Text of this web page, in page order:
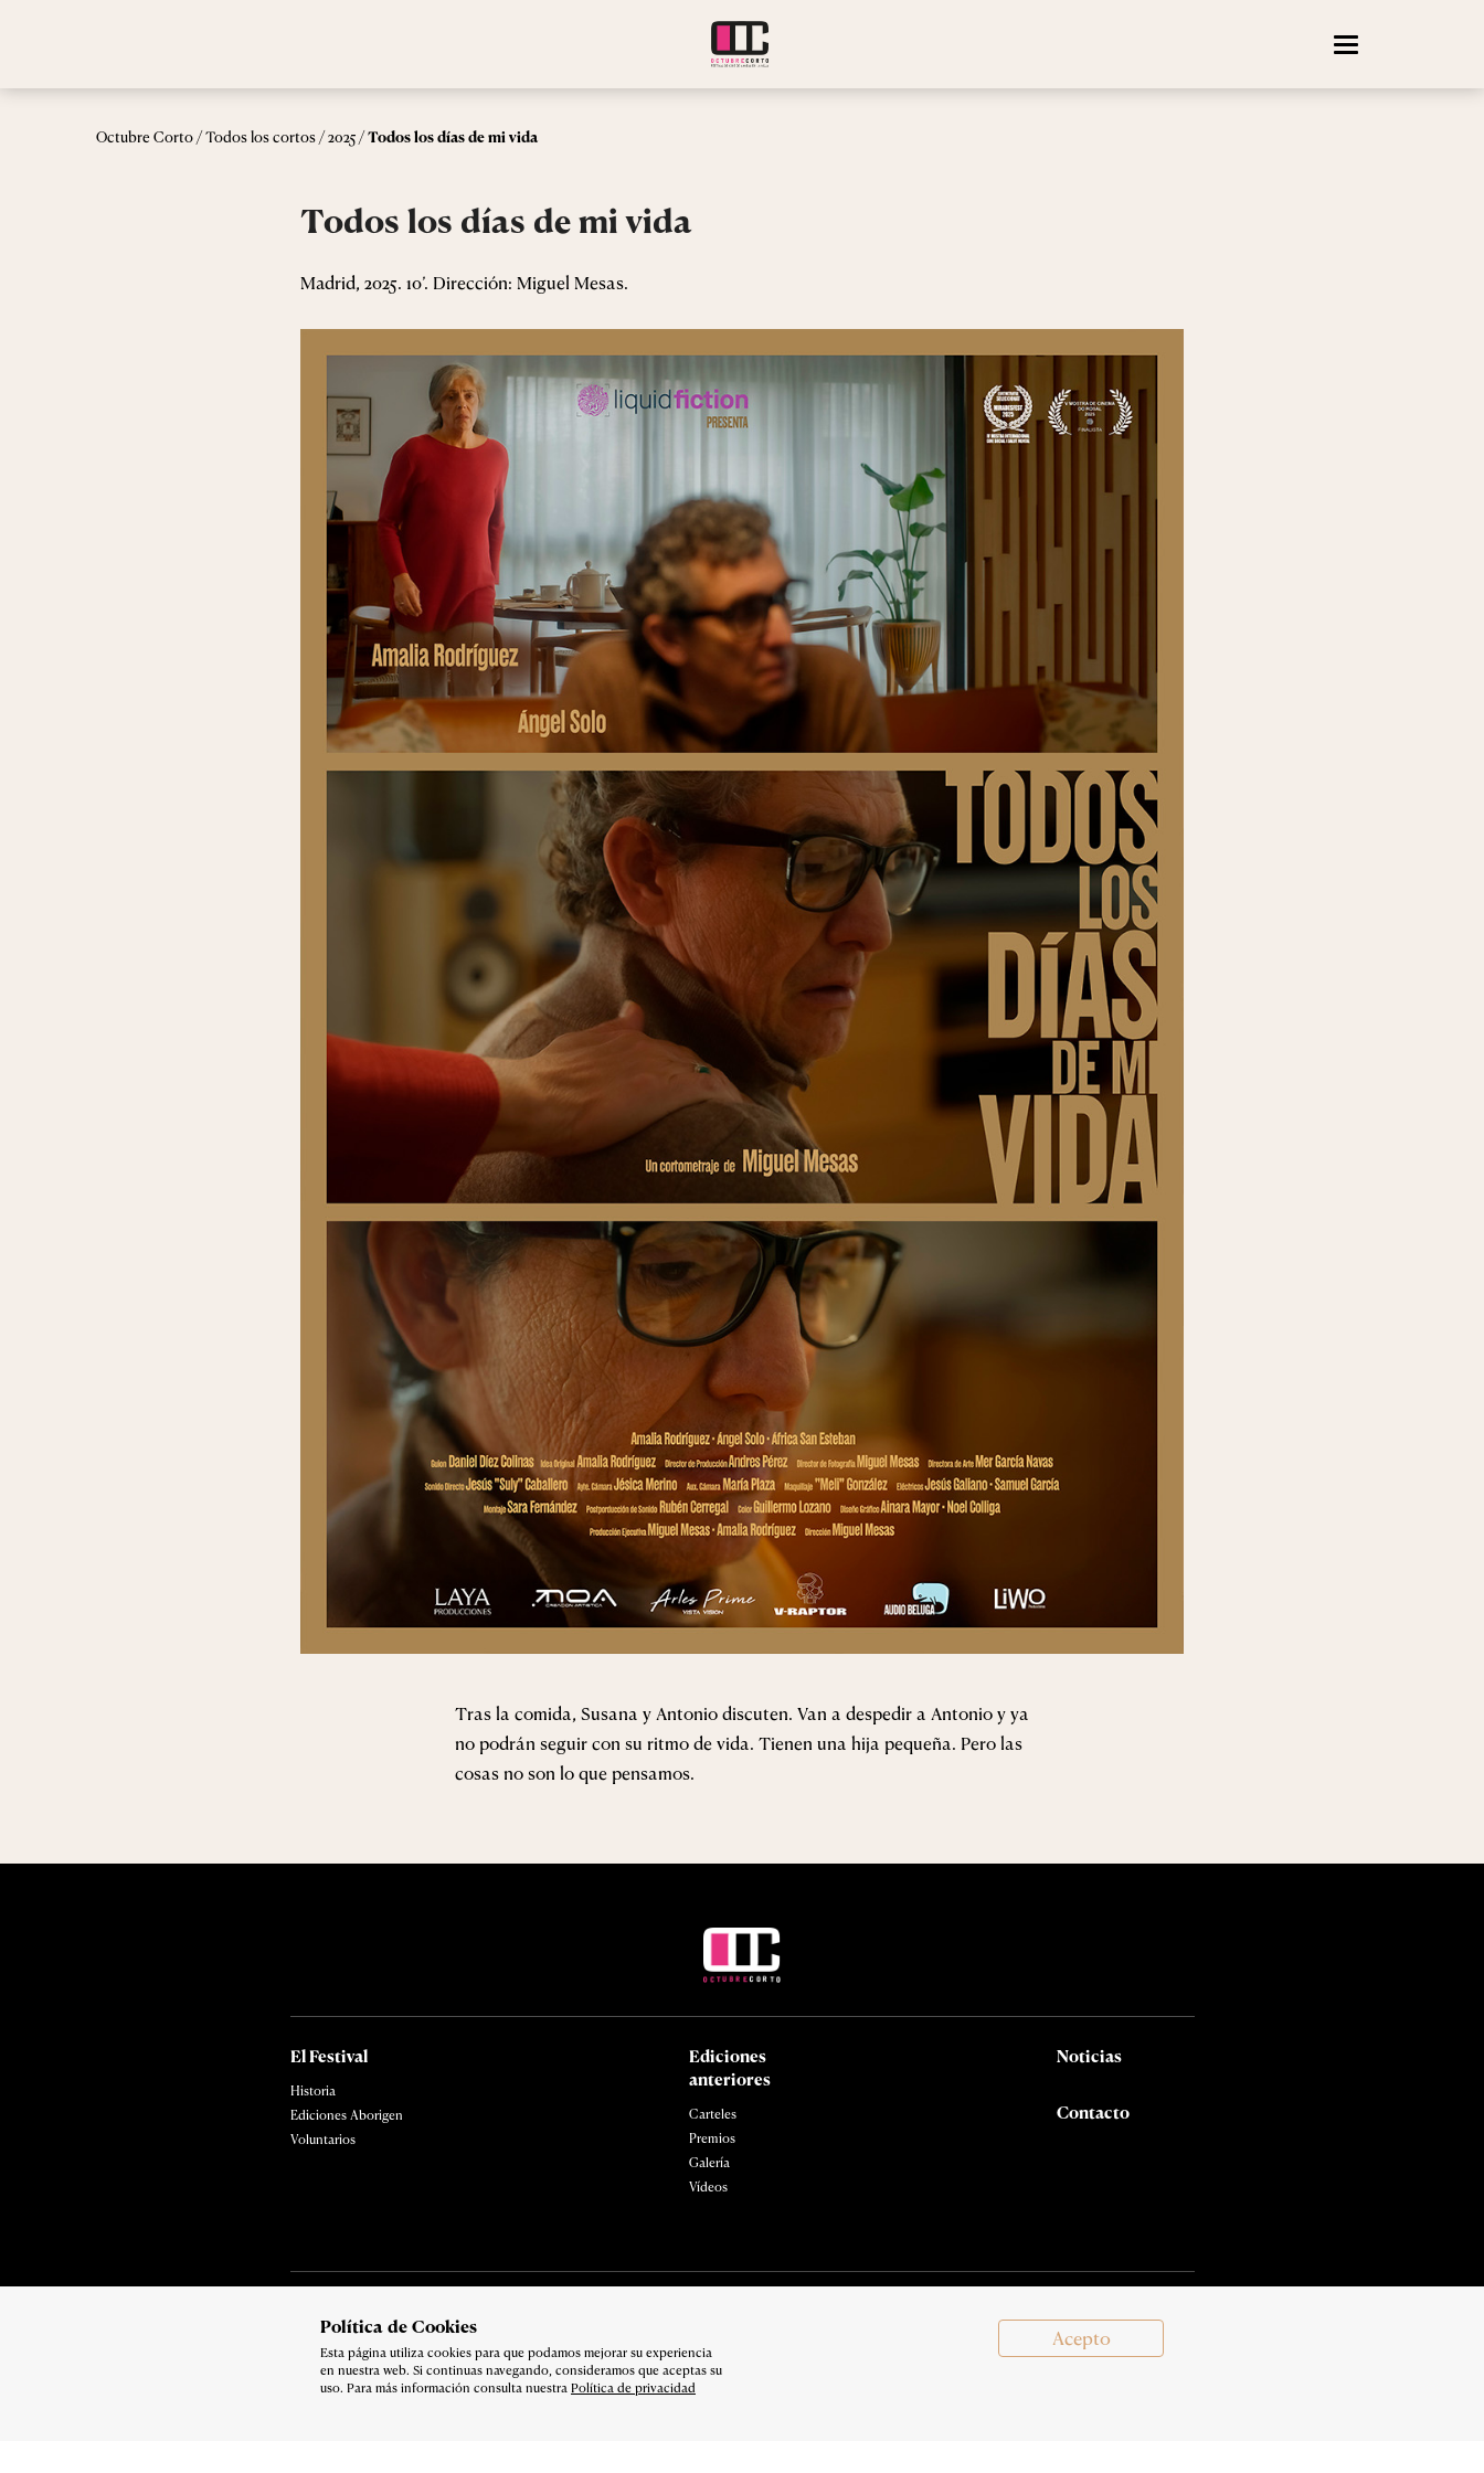
Polí­tica de Cookies
Esta página utiliza cookies para que podamos mejorar su experiencia
en nuestra web. Si continuas navegando, consideramos que aceptas su
uso. Para más información consulta nuestra Política de privacidad
Acepto
Octubre Corto/Todos los cortos/2025/Todos los días de mi vida
Todos los días de mi vida
Madrid, 2025. 10’. Dirección: Miguel Mesas.
Tras la comida, Susana y Antonio discuten. Van a despedir a Antonio y ya
no podrán seguir con su ritmo de vida. Tienen una hija pequeña. Pero las
cosas no son lo que pensamos.
El Festival
Historia
Ediciones Aborigen
Voluntarios
Ediciones
anteriores
Carteles
Premios
Galería
Vídeos
Noticias
Contacto
Copyright 2026